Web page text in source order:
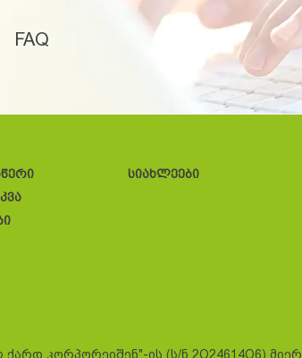
FAQ
სიახლეები
კორპორეიშენ"-ის (ს/ნ 2O24614O6) მიერ